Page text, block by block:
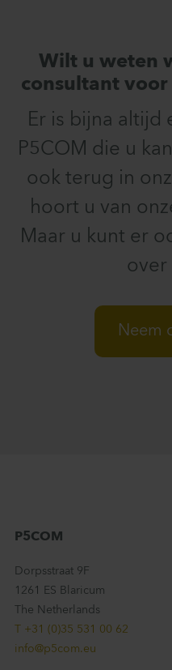
Wilt u weten
consultant
Er is bijna altijd
P5COM die u
ook terug in
hoort u van
Maar u kunt er
over
Neem
P5COM
Dorpsstraat 9F
1261 ES Blaricum
The Netherlands
T +31 (0)35 531 00 62
info@p5com.eu